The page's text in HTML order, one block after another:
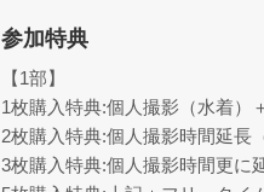
参加特典
【1部】
1枚購入特典:個人撮影（水着）
2枚購入特典:個人撮影時間延長
3枚購入特典:個人撮影時間更に